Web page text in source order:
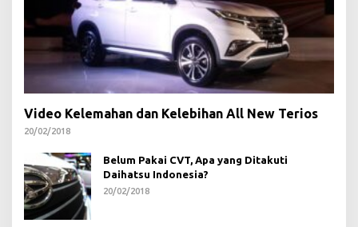
Video Kelemahan dan Kelebihan All New Terios
20/02/2018
Belum Pakai CVT, Apa yang Ditakuti
Daihatsu Indonesia?
20/02/2018